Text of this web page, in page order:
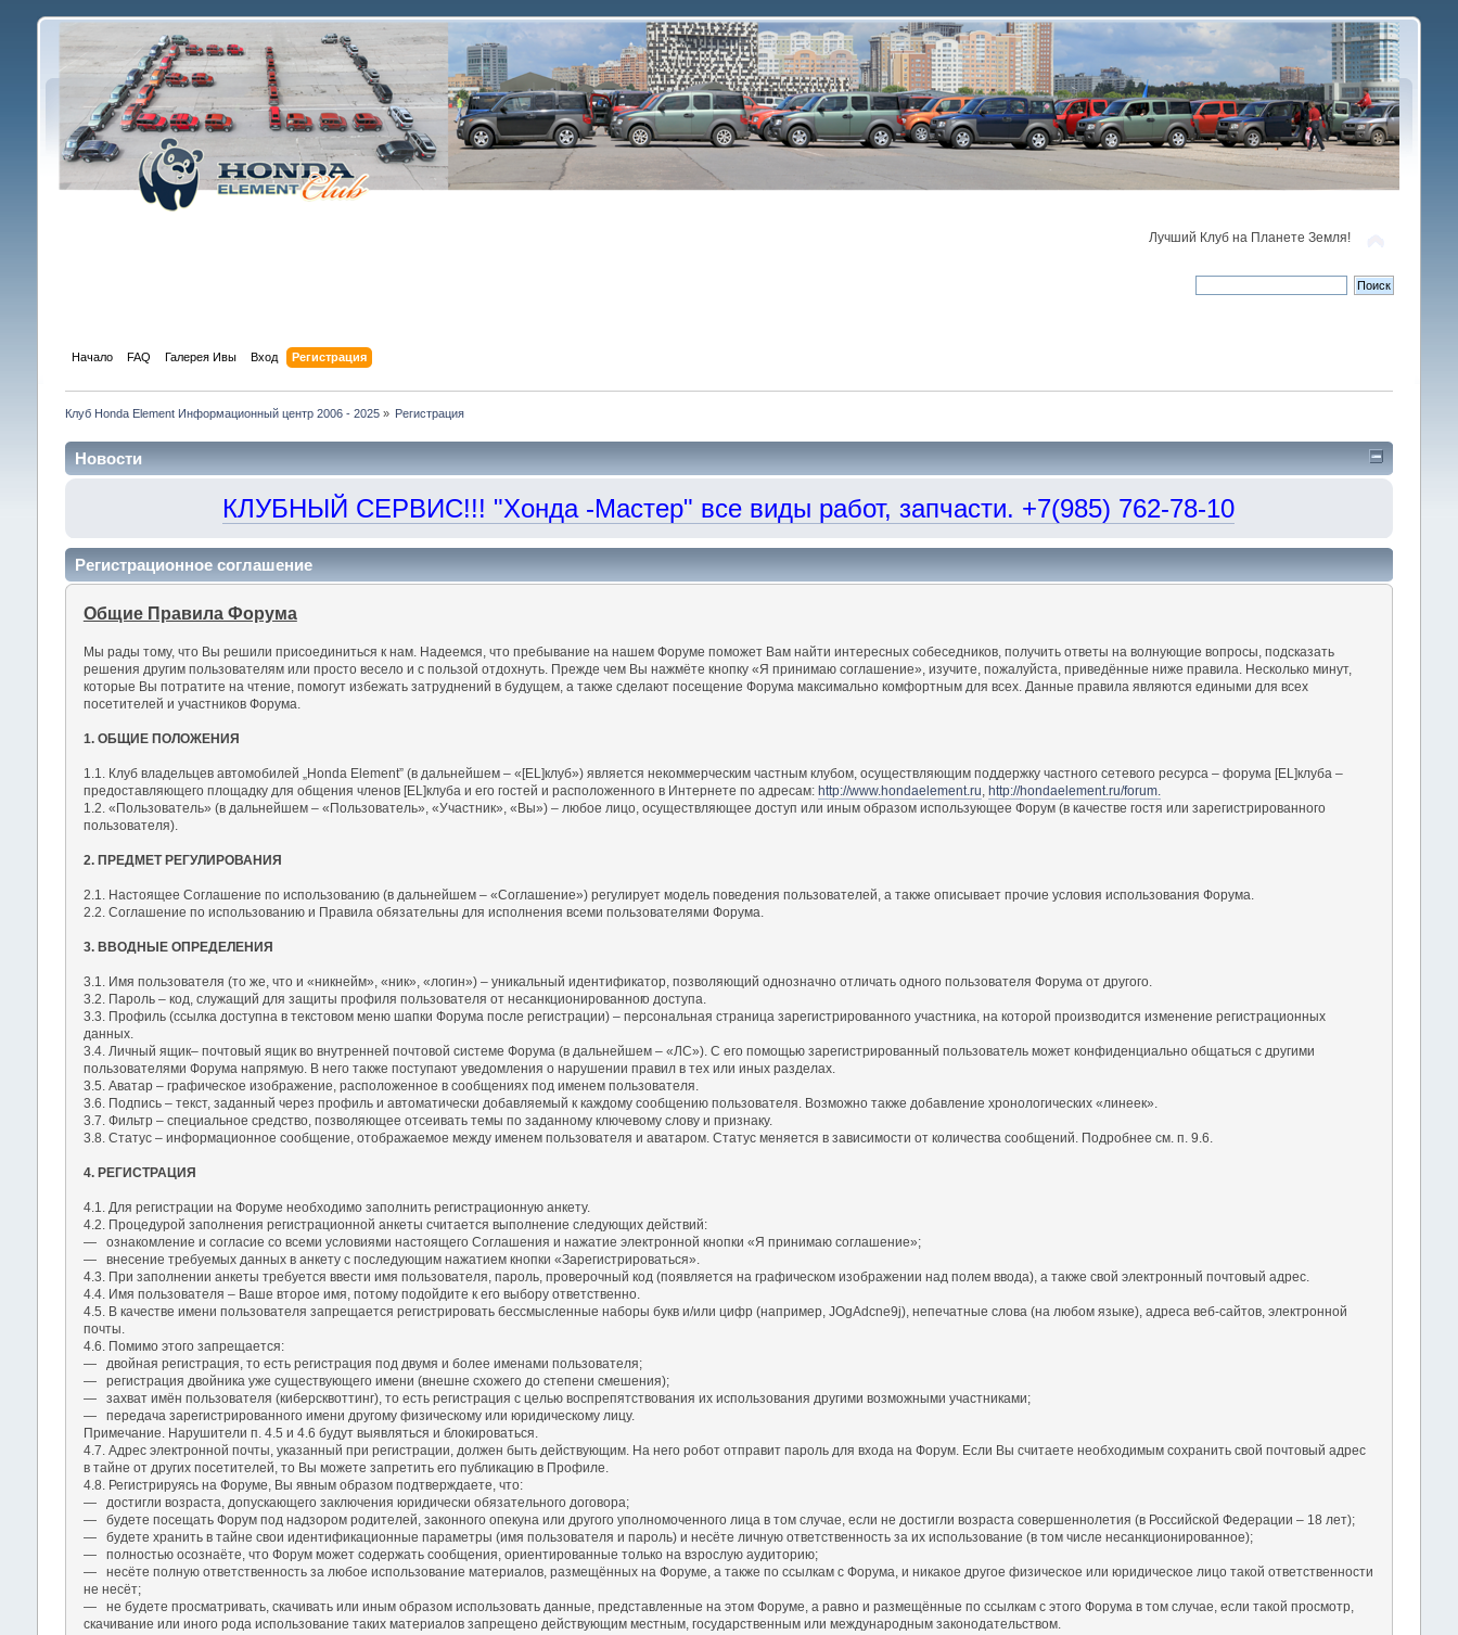
Лучший Клуб на Планете Земля!
Начало FAQ Галерея Ивы Вход Регистрация
Клуб Honda Element Информационный центр 2006 - 2025» Регистрация
Новости
КЛУБНЫЙ СЕРВИС!!! "Хонда -Мастер" все виды работ, запчасти. +7(985) 762-78-10
Регистрационное соглашение
Общие Правила Форума
Мы рады тому, что Вы решили присоединиться к нам. Надеемся, что пребывание на нашем Форуме поможет Вам найти интересных собеседников, получить ответы на волнующие вопросы, подсказать
решения другим пользователям или просто весело и с пользой отдохнуть. Прежде чем Вы нажмёте кнопку «Я принимаю соглашение», изучите, пожалуйста, приведённые ниже правила. Несколько минут,
которые Вы потратите на чтение, помогут избежать затруднений в будущем, а также сделают посещение Форума максимально комфортным для всех. Данные правила являются едиными для всех
посетителей и участников Форума.
1. ОБЩИЕ ПОЛОЖЕНИЯ
1.1. Клуб владельцев автомобилей „Honda Element” (в дальнейшем – «[EL]клуб») является некоммерческим частным клубом, осуществляющим поддержку частного сетевого ресурса – форума [EL]клуба –
предоставляющего площадку для общения членов [EL]клуба и его гостей и расположенного в Интернете по адресам: http://www.hondaelement.ru http://hondaelement.ru/forum.
1.2. «Пользователь» (в дальнейшем – «Пользователь», «Участник», «Вы») – любое лицо, осуществляющее доступ или иным образом использующее Форум (в качестве гостя или зарегистрированного
пользователя).
2. ПРЕДМЕТ РЕГУЛИРОВАНИЯ
2.1. Настоящее Соглашение по использованию (в дальнейшем – «Соглашение») регулирует модель поведения пользователей, а также описывает прочие условия использования Форума.
2.2. Соглашение по использованию и Правила обязательны для исполнения всеми пользователями Форума.
3. ВВОДНЫЕ ОПРЕДЕЛЕНИЯ
3.1. Имя пользователя (то же, что и «никнейм», «ник», «логин») – уникальный идентификатор, позволяющий однозначно отличать одного пользователя Форума от другого.
3.2. Пароль – код, служащий для защиты профиля пользователя от несанкционированного доступа.
3.3. Профиль (ссылка доступна в текстовом меню шапки Форума после регистрации) – персональная страница зарегистрированного участника, на которой производится изменение регистрационных
данных.
3.4. Личный ящик– почтовый ящик во внутренней почтовой системе Форума (в дальнейшем – «ЛС»). С его помощью зарегистрированный пользователь может конфиденциально общаться с другими
пользователями Форума напрямую. В него также поступают уведомления о нарушении правил в тех или иных разделах.
3.5. Аватар – графическое изображение, расположенное в сообщениях под именем пользователя.
3.6. Подпись – текст, заданный через профиль и автоматически добавляемый к каждому сообщению пользователя. Возможно также добавление хронологических «линеек».
3.7. Фильтр – специальное средство, позволяющее отсеивать темы по заданному ключевому слову и признаку.
3.8. Статус – информационное сообщение, отображаемое между именем пользователя и аватаром. Статус меняется в зависимости от количества сообщений. Подробнее см. п. 9.6.
4. РЕГИСТРАЦИЯ
4.1. Для регистрации на Форуме необходимо заполнить регистрационную анкету.
4.2. Процедурой заполнения регистрационной анкеты считается выполнение следующих действий:
― ознакомление и согласие со всеми условиями настоящего Соглашения и нажатие электронной кнопки «Я принимаю соглашение»;
― внесение требуемых данных в анкету с последующим нажатием кнопки «Зарегистрироваться».
4.3. При заполнении анкеты требуется ввести имя пользователя, пароль, проверочный код (появляется на графическом изображении над полем ввода), а также свой электронный почтовый адрес.
4.4. Имя пользователя – Ваше второе имя, потому подойдите к его выбору ответственно.
4.5. В качестве имени пользователя запрещается регистрировать бессмысленные наборы букв и/или цифр (например, JOgAdcne9j), непечатные слова (на любом языке), адреса веб-сайтов, электронной
почты.
4.6. Помимо этого запрещается:
― двойная регистрация, то есть регистрация под двумя и более именами пользователя;
― регистрация двойника уже существующего имени (внешне схожего до степени смешения);
― захват имён пользователя (киберсквоттинг), то есть регистрация с целью воспрепятствования их использования другими возможными участниками;
― передача зарегистрированного имени другому физическому или юридическому лицу.
Примечание. Нарушители п. 4.5 и 4.6 будут выявляться и блокироваться.
4.7. Адрес электронной почты, указанный при регистрации, должен быть действующим. На него робот отправит пароль для входа на Форум. Если Вы считаете необходимым сохранить свой почтовый адрес
в тайне от других посетителей, то Вы можете запретить его публикацию в Профиле.
4.8. Регистрируясь на Форуме, Вы явным образом подтверждаете, что:
― достигли возраста, допускающего заключения юридически обязательного договора;
― будете посещать Форум под надзором родителей, законного опекуна или другого уполномоченного лица в том случае, если не достигли возраста совершеннолетия (в Российской Федерации – 18 лет);
― будете хранить в тайне свои идентификационные параметры (имя пользователя и пароль) и несёте личную ответственность за их использование (в том числе несанкционированное);
― полностью осознаёте, что Форум может содержать сообщения, ориентированные только на взрослую аудиторию;
― несёте полную ответственность за любое использование материалов, размещённых на Форуме, а также по ссылкам с Форума, и никакое другое физическое или юридическое лицо такой ответственности
не несёт;
― не будете просматривать, скачивать или иным образом использовать данные, представленные на этом Форуме, а равно и размещённые по ссылкам с этого Форума в том случае, если такой просмотр,
скачивание или иного рода использование таких материалов запрещено действующим местным, государственным или международным законодательством.